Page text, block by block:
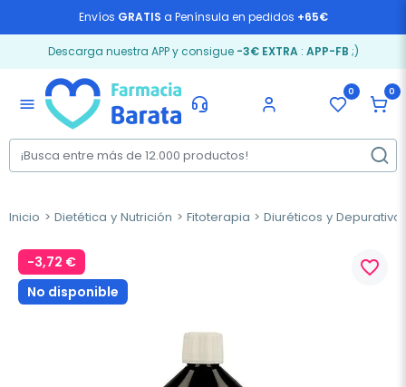
Envíos GRATIS a Península en pedidos +65€
Descarga nuestra APP y consigue -3€ EXTRA: APP-FB ;)
menu
0 0
Inicio Dietética y Nutrición Fitoterapia Diuréticos y
-3,72 €
No disponible
favorite_border